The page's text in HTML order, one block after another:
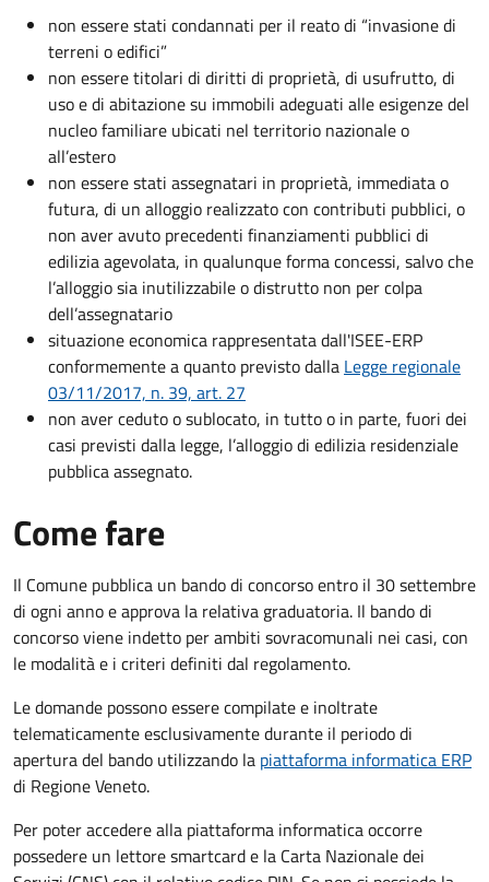
non essere stati condannati per il reato di “invasione di
terreni o edifici”
non essere titolari di diritti di proprietà, di usufrutto, di
uso e di abitazione su immobili adeguati alle esigenze del
nucleo familiare ubicati nel territorio nazionale o
all’estero
non essere stati assegnatari in proprietà, immediata o
futura, di un alloggio realizzato con contributi pubblici, o
non aver avuto precedenti finanziamenti pubblici di
edilizia agevolata, in qualunque forma concessi, salvo che
l’alloggio sia inutilizzabile o distrutto non per colpa
dell’assegnatario
situazione economica rappresentata dall'ISEE-ERP
conformemente a quanto previsto dalla Legge regionale
03/11/2017, n. 39, art. 27
non aver ceduto o sublocato, in tutto o in parte, fuori dei
casi previsti dalla legge, l’alloggio di edilizia residenziale
pubblica assegnato.
Come fare
Il Comune pubblica un bando di concorso entro il 30 settembre
di ogni anno e approva la relativa graduatoria. Il bando di
concorso viene indetto per ambiti sovracomunali nei casi, con
le modalità e i criteri definiti dal regolamento.
Le domande possono essere compilate e inoltrate
telematicamente esclusivamente durante il periodo di
apertura del bando utilizzando la piattaforma informatica ERP
di Regione Veneto.
Per poter accedere alla piattaforma informatica occorre
possedere un lettore smartcard e la Carta Nazionale dei